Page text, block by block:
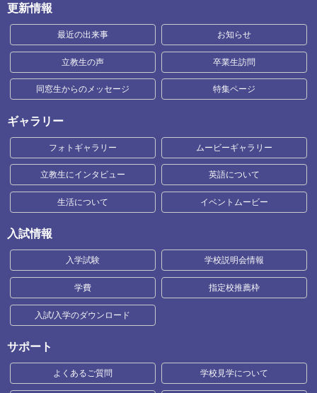
更新情報
最近の出来事 お知らせ
立教生の声 卒業生訪問
同窓生からのメッセージ 特集ページ
ギャラリー
フォトギャラリー ムービーギャラリー
立教生にインタビュー 英語について
生活について イベントムービー
入試情報
入学試験 学校説明会情報
学費 指定校推薦枠
入試/入学のダウンロード
サポート
よくあるご質問 学校見学について